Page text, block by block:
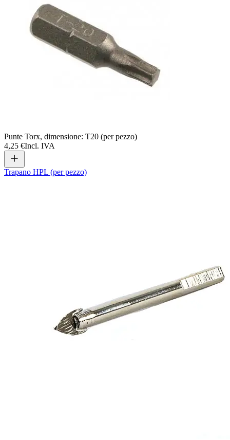
Punte Torx, dimensione: T20 (per pezzo)
4,25 €Incl. IVA
Trapano HPL (per pezzo)